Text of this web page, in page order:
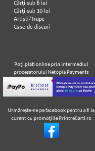
Cărţi sub 8 lei
Cărţi sub 10 lei
Artiști/Trupe
Case de discuri
Poţi plăti online prin intermediul
procesatorului Netopia Payments
Urmăreşte-ne pe facebook pentru a fi la
curent cu promoţiile PrintreCarti.ro